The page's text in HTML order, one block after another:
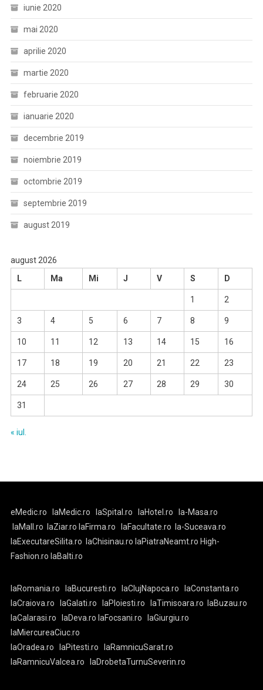
iunie 2020
mai 2020
aprilie 2020
martie 2020
februarie 2020
ianuarie 2020
decembrie 2019
noiembrie 2019
octombrie 2019
septembrie 2019
august 2019
august 2026
L
Ma Mi J V S D
1 2
3 4 5 6 7 8 9
10 11 12 13 14 15 16
17 18 19 20 21 22 23
24 25 26 27 28 29 30
31
« iul.
eMedic.ro laMedic.ro laSpital.ro laHotel.ro
la-Masa.ro
laMall.ro
laZiar.ro laFirma.ro laFacultate.ro
la-Suceava.ro
laExecutareSilita.ro
laChisinau.ro laPiatraNeamt.ro High-
Fashion.ro laBalti.ro
laRomania.ro laBucuresti.ro laClujNapoca.ro
laConstanta.ro
laCraiova.ro
laGalati.ro laPloiesti.ro laTimisoara.ro
laBuzau.ro
laCalarasi.ro
laDeva.ro laFocsani.ro
laGiurgiu.ro
laMiercureaCiuc.ro
laOradea.ro
laPitesti.ro
laRamnicuSarat.ro
laRamnicuValcea.ro
laDrobetaTurnuSeverin.ro